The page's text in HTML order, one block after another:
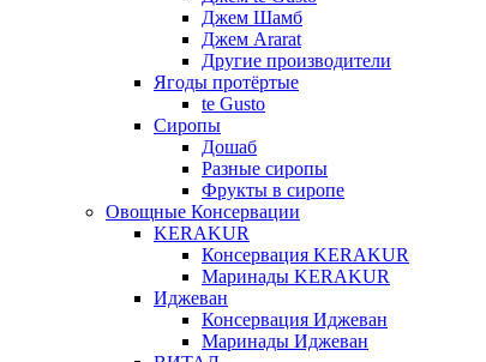
Джем Шамб
Джем Ararat
Другие производители
Ягоды протёртые
te Gusto
Сиропы
Дошаб
Разные сиропы
Фрукты в сиропе
Овощные Консервации
KERAKUR
Консервация KERAKUR
Маринады KERAKUR
Иджеван
Консервация Иджеван
Маринады Иджеван